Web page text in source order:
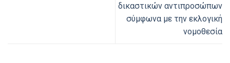
δικαστικών αντιπροσώπων
σύμφωνα με την εκλογική
νομοθεσία